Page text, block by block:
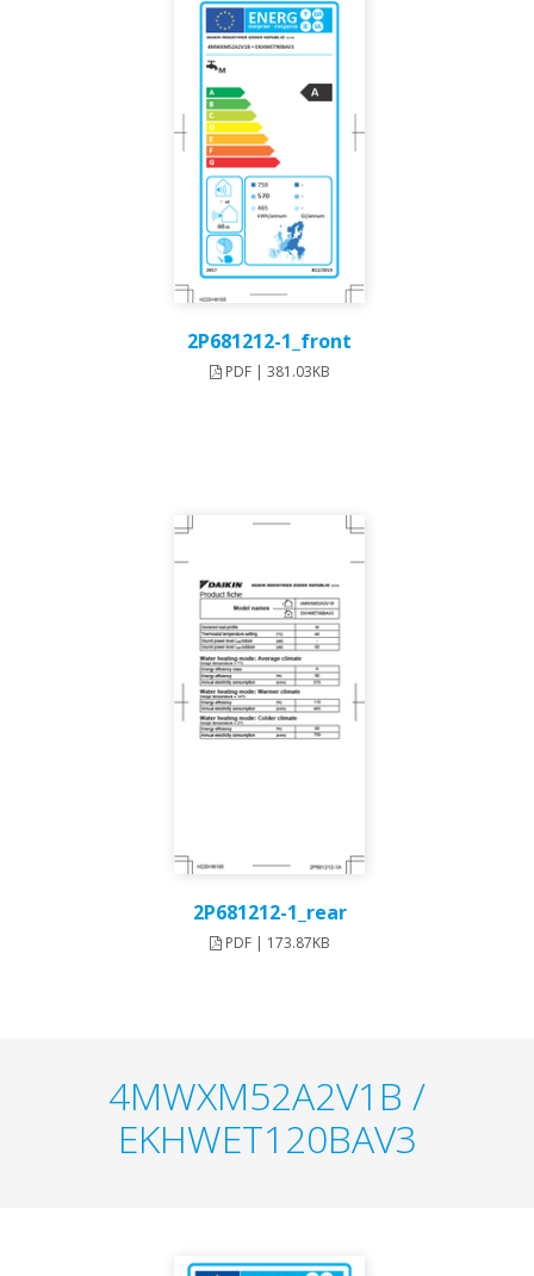
2P681212-1_front
PDF | 381.03KB
2P681212-1_rear
PDF | 173.87KB
4MWXM52A2V1B /
EKHWET120BAV3